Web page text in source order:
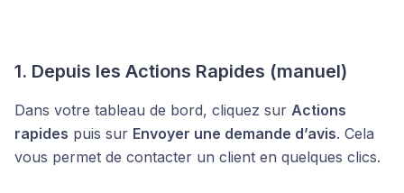
1. Depuis les Actions Rapides (manuel)
Dans votre tableau de bord, cliquez sur Actions
rapides puis sur Envoyer une demande d’avis. Cela
vous permet de contacter un client en quelques clics.